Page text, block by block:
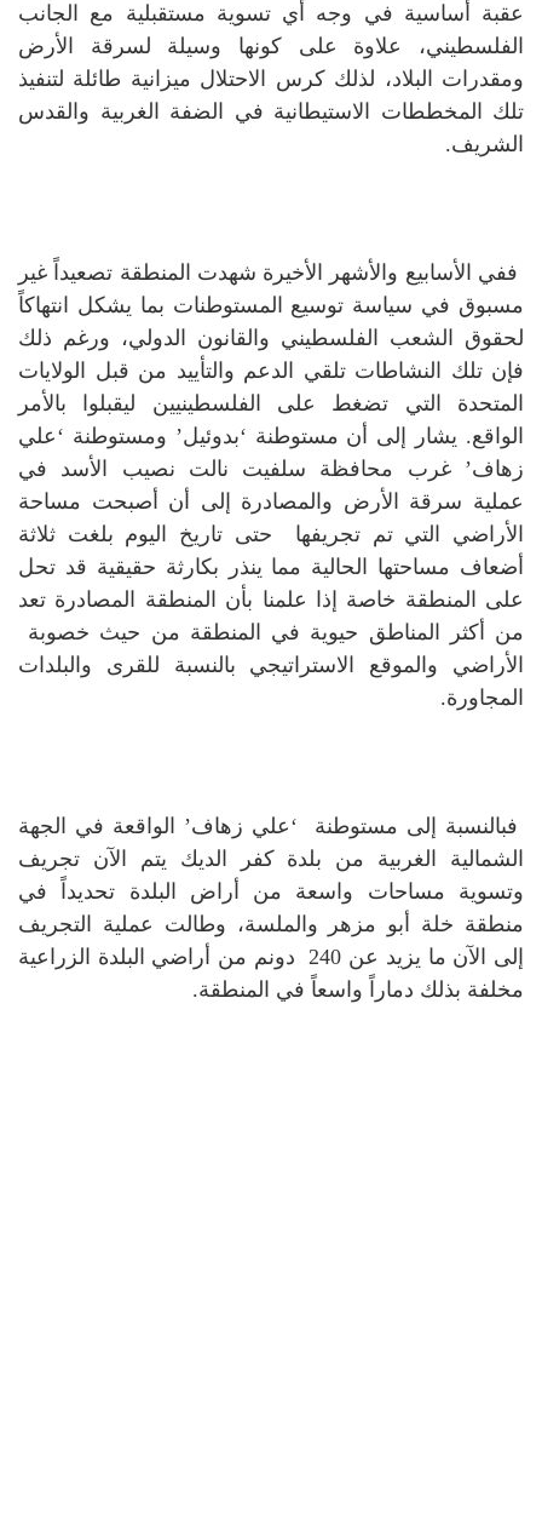
عقبة أساسية في وجه أي تسوية مستقبلية مع الجانب
الفلسطيني، علاوة على كونها وسيلة لسرقة الأرض
ومقدرات البلاد، لذلك كرس الاحتلال ميزانية طائلة لتنفيذ
تلك المخططات الاستيطانية في الضفة الغربية والقدس
الشريف.
ففي الأسابيع والأشهر الأخيرة شهدت المنطقة تصعيداً غير
مسبوق في سياسة توسيع المستوطنات بما يشكل انتهاكاً
لحقوق الشعب الفلسطيني والقانون الدولي، ورغم ذلك
فإن تلك النشاطات تلقي الدعم والتأييد من قبل الولايات
المتحدة التي تضغط على الفلسطينيين ليقبلوا بالأمر
الواقع. يشار إلى أن مستوطنة ‘بدوئيل’ ومستوطنة ‘علي
زهاف’ غرب محافظة سلفيت نالت نصيب الأسد في
عملية سرقة الأرض والمصادرة إلى أن أصبحت مساحة
الأراضي التي تم تجريفها حتى تاريخ اليوم بلغت ثلاثة
أضعاف مساحتها الحالية مما ينذر بكارثة حقيقية قد تحل
على المنطقة خاصة إذا علمنا بأن المنطقة المصادرة تعد
من أكثر المناطق حيوية في المنطقة من حيث خصوبة
الأراضي والموقع الاستراتيجي بالنسبة للقرى والبلدات
المجاورة.
فبالنسبة إلى مستوطنة ‘علي زهاف’ الواقعة في الجهة
الشمالية الغربية من بلدة كفر الديك يتم الآن تجريف
وتسوية مساحات واسعة من أراض البلدة تحديداً في
منطقة خلة أبو مزهر والملسة، وطالت عملية التجريف
إلى الآن ما يزيد عن 240 دونم من أراضي البلدة الزراعية
مخلفة بذلك دماراً واسعاً في المنطقة.